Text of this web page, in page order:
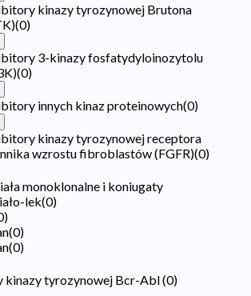
kinazy tyrozynowej Brutona
(0)
3-kinazy fosfatydyloinozytolu
(0)
innych kinaz proteinowych(0)
kinazy tyrozynowej receptora
wzrostu fibroblastów (FGFR)(0)
monoklonalne i koniugaty
lek(0)
)
(0)
(0)
kinazy tyrozynowej Bcr-Abl(0)